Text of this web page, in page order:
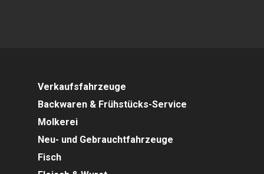
Verkaufsfahrzeuge
Backwaren & Frühstücks-Service
Molkerei
Neu- und Gebrauchtfahrzeuge
Fisch